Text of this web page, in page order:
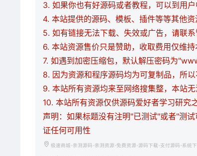
3. 如果你也有好源码或者教程，可以到用
4. 本站提供的源码、模板、插件等等其他
5. 如有链接无法下载、失效或广告，请联系
6. 本站资源售价只是赞助，收取费用仅维持
7. 如遇到加密压缩包，默认解压密码为
8. 因为资源和程序源码均为可复制品，所
9. 本站所有资源均来至网络搜集整，本站
10. 本站所有资源仅供源码爱好者学习研究
声明：如果标题没有注明"已测试"或者"测
证任何可用性
极速商城-亲测源码-亲测资源-免费资源-源码下载-支付源码-系统